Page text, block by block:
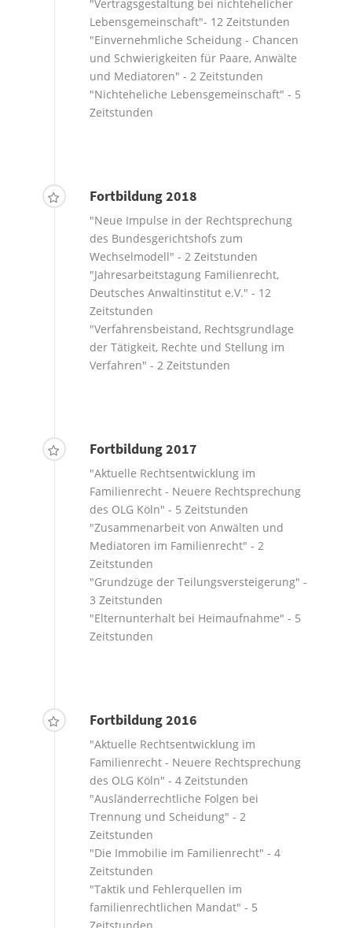
"Vertragsgestaltung bei nichtehelicher
Lebensgemeinschaft"- 12 Zeitstunden
"Einvernehmliche Scheidung - Chancen
und Schwierigkeiten für Paare, Anwälte
und Mediatoren" - 2 Zeitstunden
"Nichteheliche Lebensgemeinschaft" - 5
Zeitstunden
Fortbildung 2018
"Neue Impulse in der Rechtsprechung
des Bundesgerichtshofs zum
Wechselmodell" - 2 Zeitstunden
"Jahresarbeitstagung Familienrecht,
Deutsches Anwaltinstitut e.V." - 12
Zeitstunden
"Verfahrensbeistand, Rechtsgrundlage
der Tätigkeit, Rechte und Stellung im
Verfahren" - 2 Zeitstunden
Fortbildung 2017
"Aktuelle Rechtsentwicklung im
Familienrecht - Neuere Rechtsprechung
des OLG Köln" - 5 Zeitstunden
"Zusammenarbeit von Anwälten und
Mediatoren im Familienrecht" - 2
Zeitstunden
"Grundzüge der Teilungsversteigerung" -
3 Zeitstunden
"Elternunterhalt bei Heimaufnahme" - 5
Zeitstunden
Fortbildung 2016
"Aktuelle Rechtsentwicklung im
Familienrecht - Neuere Rechtsprechung
des OLG Köln" - 4 Zeitstunden
"Ausländerrechtliche Folgen bei
Trennung und Scheidung" - 2
Zeitstunden
"Die Immobilie im Familienrecht" - 4
Zeitstunden
"Taktik und Fehlerquellen im
familienrechtlichen Mandat" - 5